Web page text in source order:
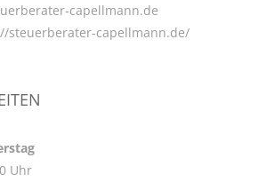
capellmann.de
steuerberater-capellmann.de/
Uhr